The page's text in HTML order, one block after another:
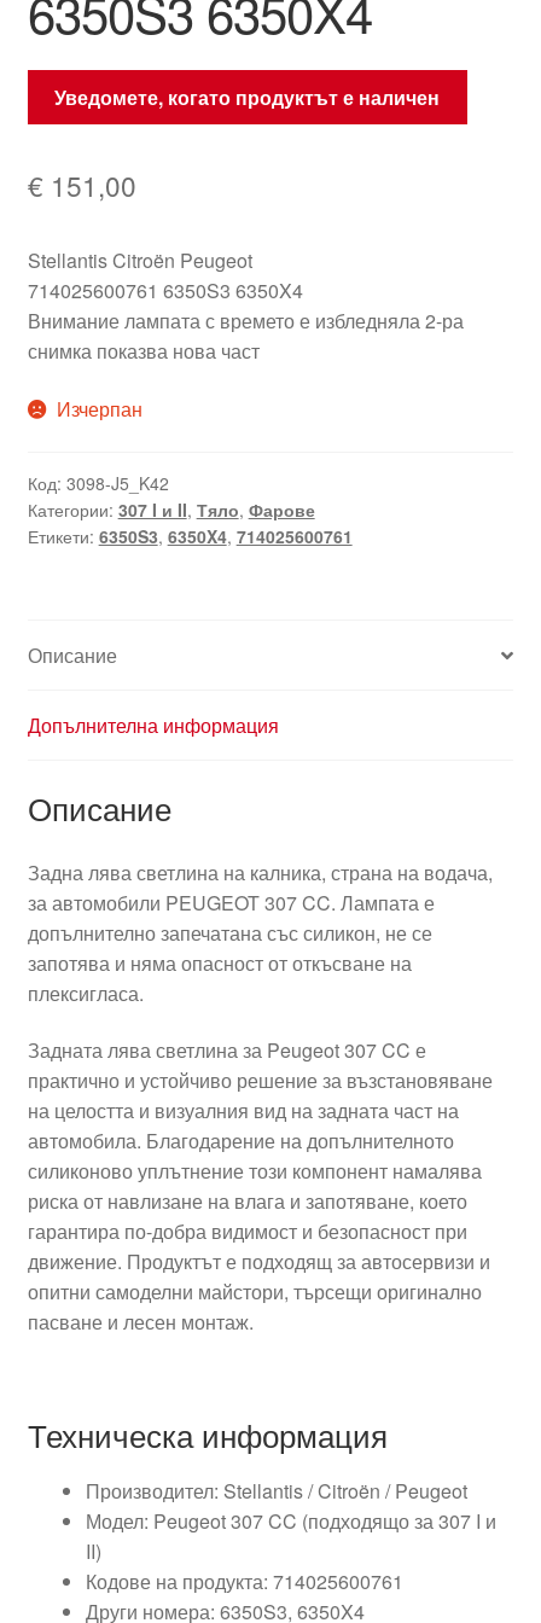
Уведомете, когато продуктът е наличен
€ 151,00
Stellantis Citroën Peugeot
714025600761 6350S3 6350X4
Внимание лампата с времето е избледняла 2-ра
снимка показва нова част
Изчерпан
Код: 3098-J5_K42
Категории: 307 I и II, Тяло, Фарове
Етикети: 6350S3, 6350X4, 714025600761
Описание
Допълнителна информация
Описание
Задна лява светлина на калника, страна на водача,
за автомобили PEUGEOT 307 CC. Лампата е
допълнително запечатана със силикон, не се
запотява и няма опасност от откъсване на
плексигласа.
Задната лява светлина за Peugeot 307 CC е
практично и устойчиво решение за възстановяване
на целостта и визуалния вид на задната част на
автомобила. Благодарение на допълнителното
силиконово уплътнение този компонент намалява
риска от навлизане на влага и запотяване, което
гарантира по-добра видимост и безопасност при
движение. Продуктът е подходящ за автосервизи и
опитни самоделни майстори, търсещи оригинално
пасване и лесен монтаж.
Техническа информация
Производител: Stellantis / Citroën / Peugeot
Модел: Peugeot 307 CC (подходящо за 307 I и
II)
Кодове на продукта: 714025600761
Други номера: 6350S3, 6350X4